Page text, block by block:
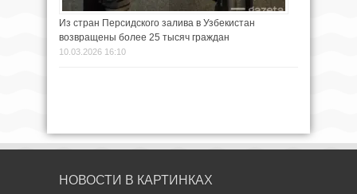
Из стран Персидского залива в Узбекистан
возвращены более 25 тысяч граждан
10.03.2026 16:10
НОВОСТИ В КАРТИНКАХ